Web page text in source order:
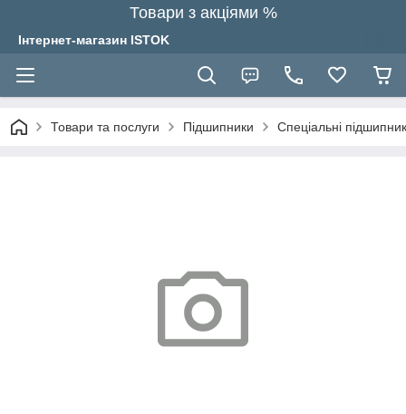
Товари з акціями %
Інтернет-магазин ISTOK
Товари та послуги Підшипники Спеціальні